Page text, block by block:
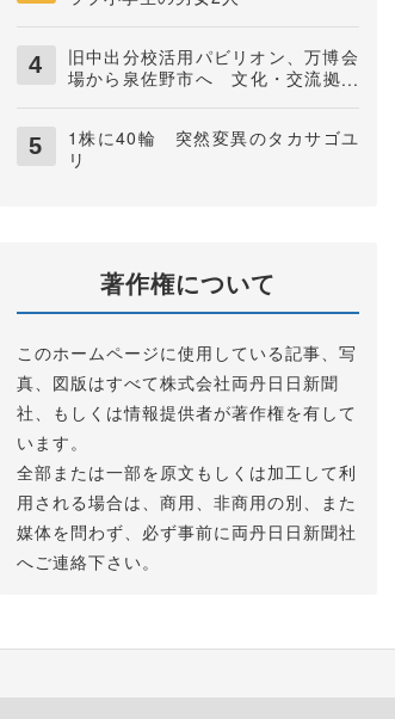
旧中出分校活用パビリオン、万博会
場から泉佐野市へ 文化・交流拠点
1株に40輪 突然変異のタカサゴユ
リ
著作権について
このホームページに使用している記事、写
真、図版はすべて株式会社両丹日日新聞
社、もしくは情報提供者が著作権を有して
います。
全部または一部を原文もしくは加工して利
用される場合は、商用、非商用の別、また
媒体を問わず、必ず事前に両丹日日新聞社
へご連絡下さい。